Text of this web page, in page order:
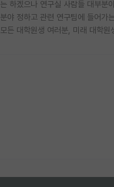
는 하겠으나 연구실 사람들 대부분
분야 정하고 관련 연구팀에 들어가
모든 대학원생 여러분, 미래 대학원